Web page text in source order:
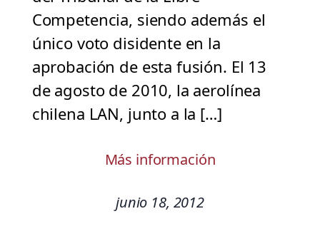
Competencia, siendo además el
único voto disidente en la
aprobación de esta fusión. El 13
de agosto de 2010, la aerolínea
chilena LAN, junto a la […]
Más información
junio 18, 2012